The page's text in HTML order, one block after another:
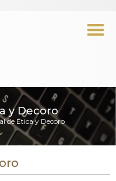
y Decoro
de Ética y Decoro